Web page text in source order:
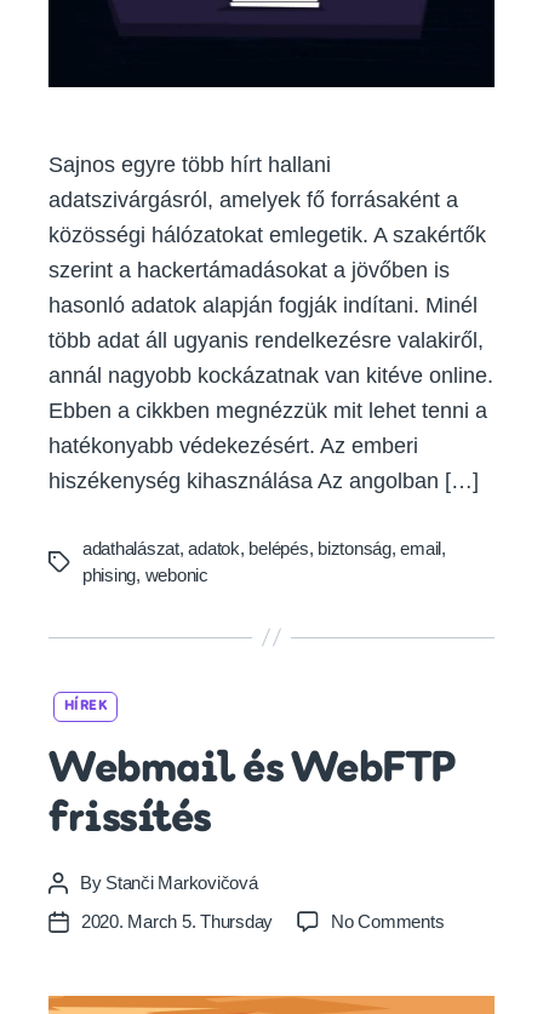
Sajnos egyre több hírt hallani
adatszivárgásról, amelyek fő forrásaként a
közösségi hálózatokat emlegetik. A szakértők
szerint a hackertámadásokat a jövőben is
hasonló adatok alapján fogják indítani. Minél
több adat áll ugyanis rendelkezésre valakiről,
annál nagyobb kockázatnak van kitéve online.
Ebben a cikkben megnézzük mit lehet tenni a
hatékonyabb védekezésért. Az emberi
hiszékenység kihasználása Az angolban […]
Tags
adathalászat,adatok, belépés, biztonság,email,
phising, webonic
HÍREK
Webmail és WebFTP
frissítés
Post
author
By Stanči Markovičová
Post2020. March 5. Thursday No Commentson
WebFTP